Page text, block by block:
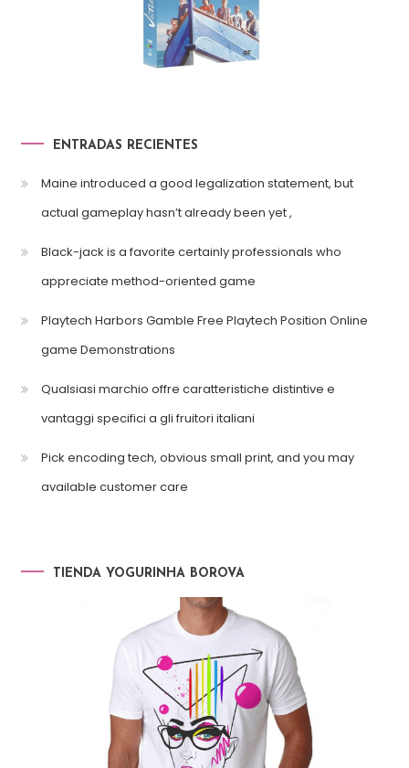
ENTRADAS RECIENTES
Maine introduced a good legalization statement, but
actual gameplay hasn’t already been yet ,
Black-jack is a favorite certainly professionals who
appreciate method-oriented game
Playtech Harbors Gamble Free Playtech Position Online
game Demonstrations
Qualsiasi marchio offre caratteristiche distintive e
vantaggi specifici a gli fruitori italiani
Pick encoding tech, obvious small print, and you may
available customer care
TIENDA YOGURINHA BOROVA